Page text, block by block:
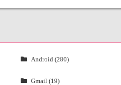
Android (280)
Gmail (19)